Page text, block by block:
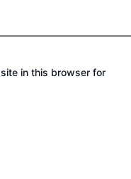
in this browser for